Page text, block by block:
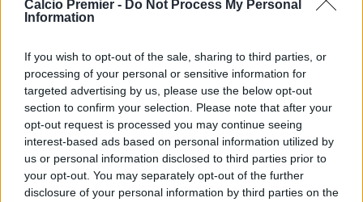
Calcio Premier - Do Not Process My Personal
Information
If you wish to opt-out of the sale, sharing to third parties, or
processing of your personal or sensitive information for
targeted advertising by us, please use the below opt-out
section to confirm your selection. Please note that after your
opt-out request is processed you may continue seeing
interest-based ads based on personal information utilized by
us or personal information disclosed to third parties prior to
your opt-out. You may separately opt-out of the further
disclosure of your personal information by third parties on the
Mourinho diventeranno pericolosissimi e favoriti al pari del
rinforzasse potrebbe trovarsi in piena lotta per la Premier.
L’Arsenal e il Tottenham mi preoccupano meno. Per
quanto riguarda il Chelsea, mi auguro di vedere la squadra
lottare per la Premier con una rosa all’altezza, anche se la
vedo molto difficile. Sarei già contentissimo di vedere
qualche acquisto di qualità mirato in difesa e a
centrocampo e rivedere il nostro spirito in campo. La
classifica verrà da sé, ma di sicuro sarà una bellissima
Premier, potenzialmente una delle migliori di sempre.